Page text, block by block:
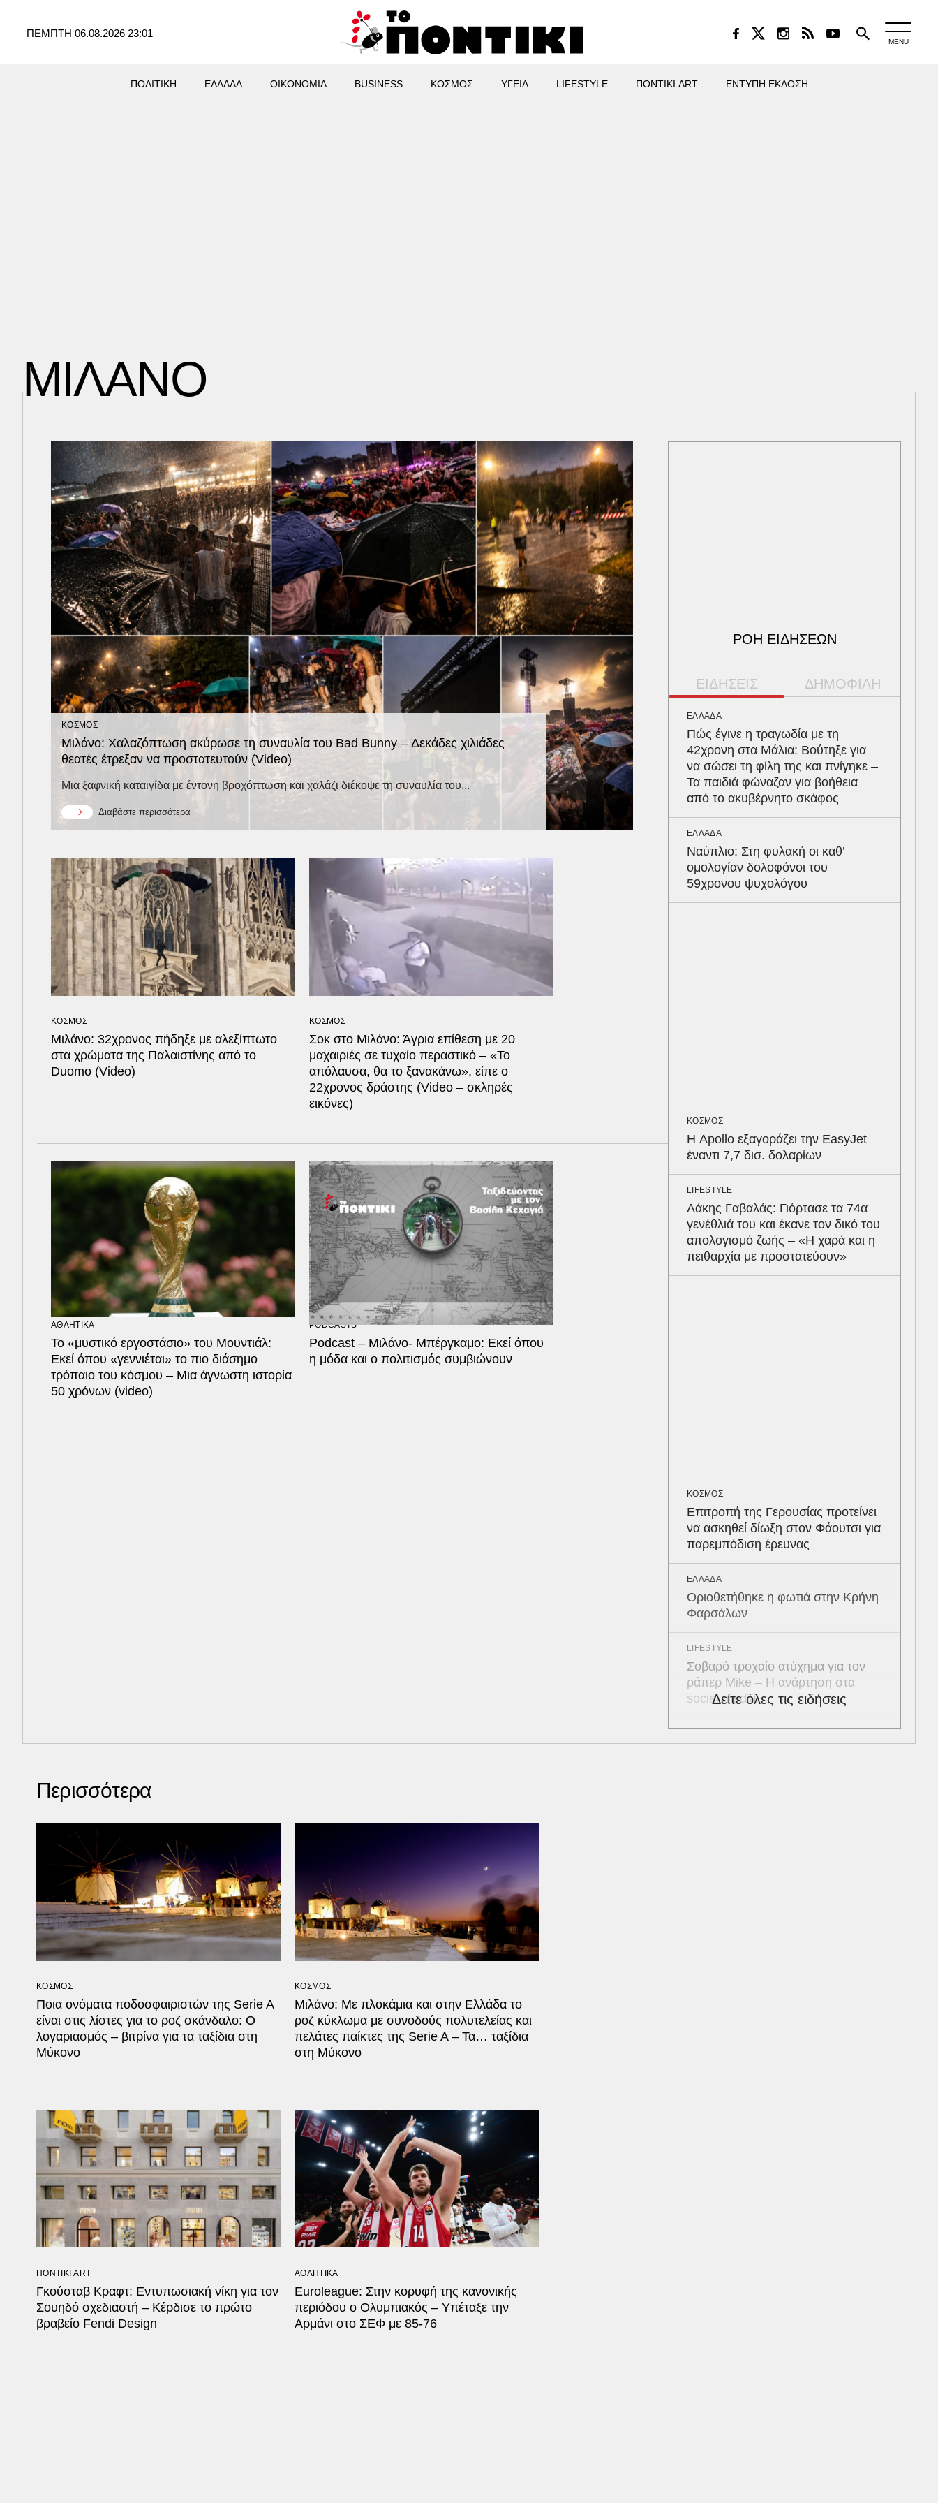
ΠΕΜΠΤΗ 06.08.2026 23:01
MENU
ΠΟΛΙΤΙΚΗ ΕΛΛΑΔΑ ΟΙΚΟΝΟΜΙΑ BUSINESS ΚΟΣΜΟΣ ΥΓΕΙΑ LIFESTYLE ΠΟΝΤΙΚΙ ART ΕΝΤΥΠΗ ΕΚΔΟΣΗ
ΜΙΛΑΝΟ
ΚΟΣΜΟΣ
Μιλάνο: Χαλαζόπτωση ακύρωσε τη συναυλία του Bad Bunny – Δεκάδες χιλιάδες
θεατές έτρεξαν να προστατευτούν (Video)
Μια ξαφνική καταιγίδα με έντονη βροχόπτωση και χαλάζι διέκοψε τη συναυλία του...
Διαβάστε περισσότερα
ΚΟΣΜΟΣ
Μιλάνο: 32χρονος πήδηξε με αλεξίπτωτο
στα χρώματα της Παλαιστίνης από το
Duomo (Video)
ΚΟΣΜΟΣ
Σοκ στο Μιλάνο: Άγρια επίθεση με 20
μαχαιριές σε τυχαίο περαστικό – «Το
απόλαυσα, θα το ξανακάνω», είπε ο
22χρονος δράστης (Video – σκληρές
εικόνες)
ΑΘΛΗΤΙΚΑ
Το «μυστικό εργοστάσιο» του Μουντιάλ:
Εκεί όπου «γεννιέται» το πιο διάσημο
τρόπαιο του κόσμου – Μια άγνωστη ιστορία
50 χρόνων (video)
PODCASTS
Podcast – Μιλάνο- Μπέργκαμο: Εκεί όπου
η μόδα και ο πολιτισμός συμβιώνουν
ΡΟΗ ΕΙΔΗΣΕΩΝ
ΕΙΔΗΣΕΙΣ ΔΗΜΟΦΙΛΗ
ΕΛΛΑΔΑ
Πώς έγινε η τραγωδία με τη
42χρονη στα Μάλια: Βούτηξε για
να σώσει τη φίλη της και πνίγηκε –
Τα παιδιά φώναζαν για βοήθεια
από το ακυβέρνητο σκάφος
ΕΛΛΑΔΑ
Ναύπλιο: Στη φυλακή οι καθ’
ομολογίαν δολοφόνοι του
59χρονου ψυχολόγου
ΚΟΣΜΟΣ
Η Apollo εξαγοράζει την EasyJet
έναντι 7,7 δισ. δολαρίων
LIFESTYLE
Λάκης Γαβαλάς: Γιόρτασε τα 74α
γενέθλιά του και έκανε τον δικό του
απολογισμό ζωής – «Η χαρά και η
πειθαρχία με προστατεύουν»
ΚΟΣΜΟΣ
Επιτροπή της Γερουσίας προτείνει
να ασκηθεί δίωξη στον Φάουτσι για
παρεμπόδιση έρευνας
ΕΛΛΑΔΑ
Οριοθετήθηκε η φωτιά στην Κρήνη
Φαρσάλων
LIFESTYLE
Σοβαρό τροχαίο ατύχημα για τον
ράπερ Mike – Η ανάρτηση στα
social media
Δείτε όλες τις ειδήσεις
Περισσότερα
ΚΟΣΜΟΣ
Ποια ονόματα ποδοσφαιριστών της Serie A
είναι στις λίστες για το ροζ σκάνδαλο: O
λογαριασμός – βιτρίνα για τα ταξίδια στη
Μύκονο
ΚΟΣΜΟΣ
Μιλάνο: Με πλοκάμια και στην Ελλάδα το
ροζ κύκλωμα με συνοδούς πολυτελείας και
πελάτες παίκτες της Serie A – Τα… ταξίδια
στη Μύκονο
ΠΟΝΤΙΚΙ ART
Γκούσταβ Κραφτ: Εντυπωσιακή νίκη για τον
Σουηδό σχεδιαστή – Κέρδισε το πρώτο
βραβείο Fendi Design
ΑΘΛΗΤΙΚΑ
Εuroleague: Στην κορυφή της κανονικής
περιόδου ο Ολυμπιακός – Υπέταξε την
Αρμάνι στο ΣΕΦ με 85-76